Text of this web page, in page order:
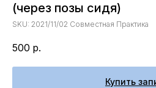
(через позы сидя)
SKU: 2021/11/02 Совместная Практика
500 р.
Купить